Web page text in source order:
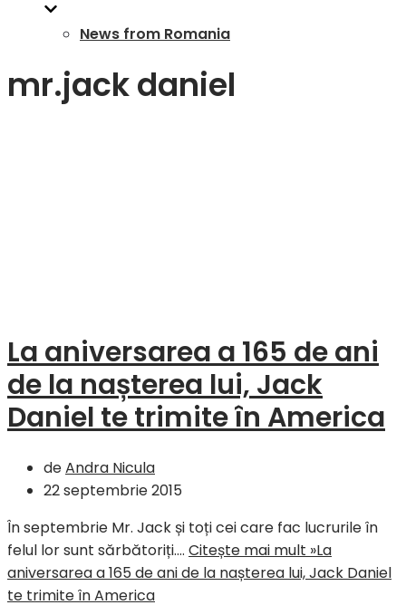
News from Romania
mr.jack daniel
La aniversarea a 165 de ani
de la nașterea lui, Jack
Daniel te trimite în America
deAndra Nicula
22 septembrie 2015
În septembrie Mr. Jack și toți cei care fac lucrurile în
felul lor sunt sărbătoriți.… Citește mai mult »La
aniversarea a 165 de ani de la nașterea lui, Jack Daniel
te trimite în America